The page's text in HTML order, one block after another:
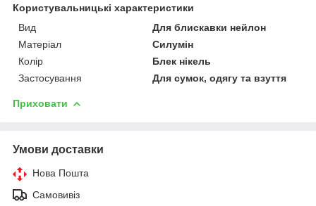
Користувальницькі характеристики
Вид
Для блискавки нейлон
Матеріал
Силумін
Колір
Блек нікель
Застосування
Для сумок, одягу та взуття
Приховати
Умови доставки
Нова Пошта
Самовивіз